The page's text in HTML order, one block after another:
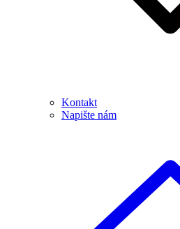
Kontakt
Napište nám